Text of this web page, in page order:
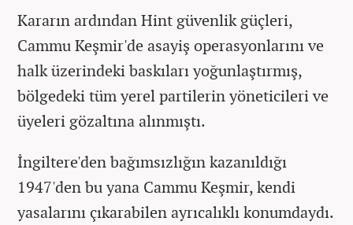
Kararın ardından Hint güvenlik güçleri,
Cammu Keşmir'de asayiş operasyonlarını ve
halk üzerindeki baskıları yoğunlaştırmış,
bölgedeki tüm yerel partilerin yöneticileri ve
üyeleri gözaltına alınmıştı.
İngiltere'den bağımsızlığın kazanıldığı
1947'den bu yana Cammu Keşmir, kendi
yasalarını çıkarabilen ayrıcalıklı konumdaydı.